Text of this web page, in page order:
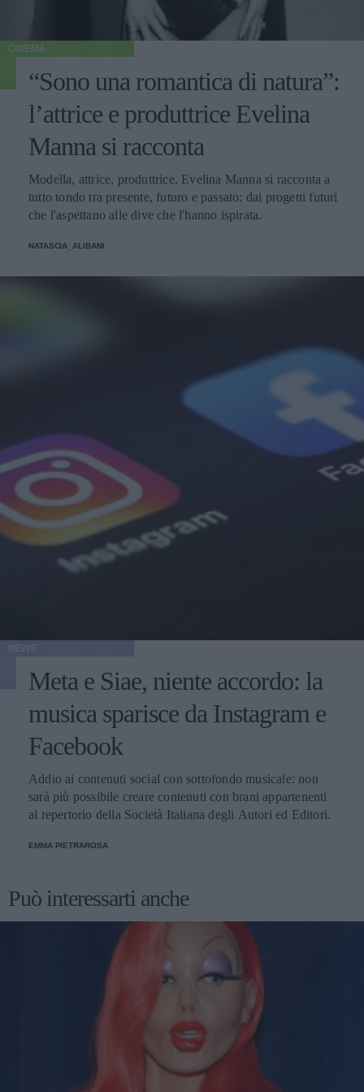
CINEMA
“Sono una romantica di natura”:
l’attrice e produttrice Evelina
Manna si racconta
Modella, attrice, produttrice, Evelina Manna si racconta a
tutto tondo tra presente, futuro e passato: dai progetti futuri
che l'aspettano alle dive che l'hanno ispirata.
NATASCIA_ALIBANI
Meta e Siae, niente accordo: la
musica sparisce da Instagram e
Facebook
Addio ai contenuti social con sottofondo musicale: non
sarà più possibile creare contenuti con brani appartenenti
al repertorio della Società Italiana degli Autori ed Editori.
EMMA PIETRAROSA
Può interessarti anche